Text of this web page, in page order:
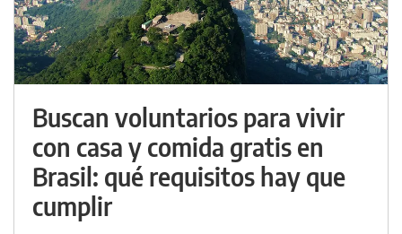
Buscan voluntarios para vivir
con casa y comida gratis en
Brasil: qué requisitos hay que
cumplir